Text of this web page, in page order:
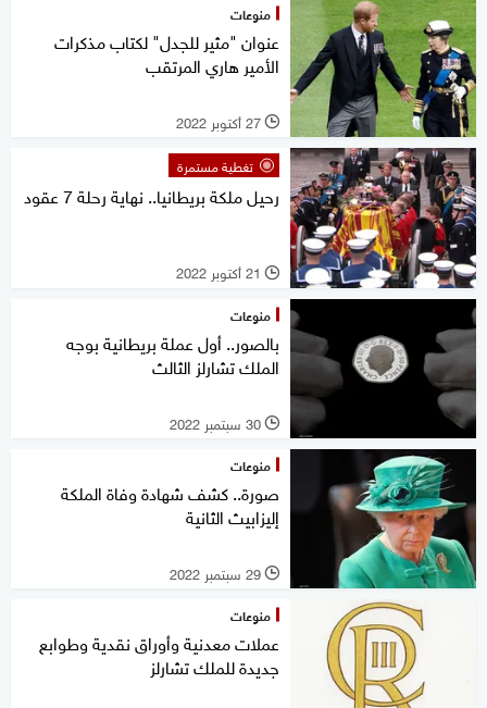
منوعات
عنوان "مثير للجدل" لكتاب مذكرات
الأمير هاري المرتقب
l 27 أكتوبر 2022
تغطية مستمرة
رحيل ملكة بريطانيا.. نهاية رحلة 7 عقود
l 21 أكتوبر 2022
منوعات
بالصور.. أول عملة بريطانية بوجه
الملك تشارلز الثالث
l 30 سبتمبر 2022
منوعات
صورة.. كشف شهادة وفاة الملكة
إليزابيث الثانية
l 29 سبتمبر 2022
منوعات
عملات معدنية وأوراق نقدية وطوابع
جديدة للملك تشارلز